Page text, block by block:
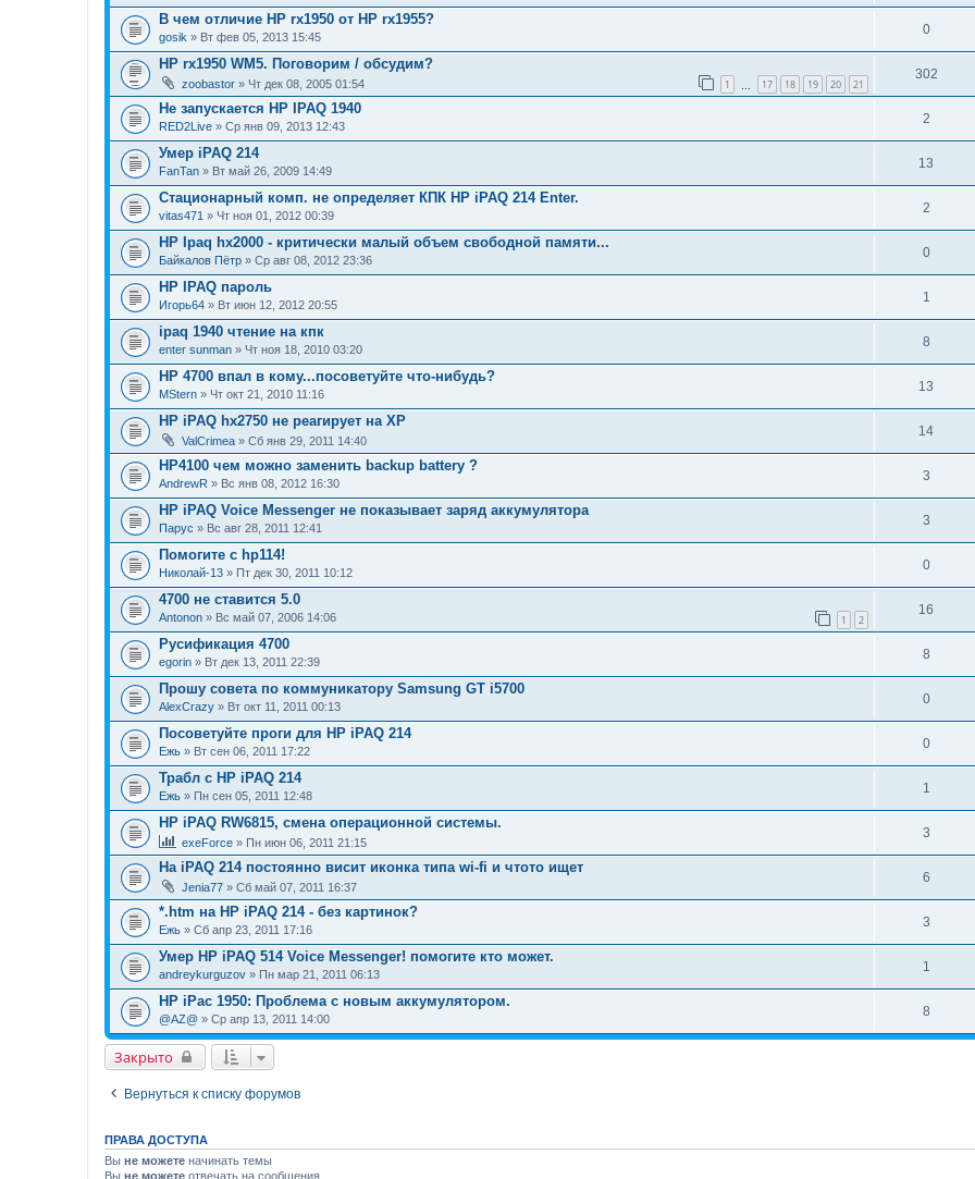
В чем отличие HP rx1950 от HP rx1955?
gosik » Вт фев 05, 2013 15:45
0
HP rx1950 WM5. Поговорим / обсудим?
zoobastor » Чт дек 08, 2005 01:54 1 17 18 19 20 21
302
Не запускается HP IPAQ 1940
RED2Live » Ср янв 09, 2013 12:43
2
Умер iPAQ 214
FanTan » Вт май 26, 2009 14:49
13
Стационарный комп. не определяет КПК HP iPAQ 214 Enter.
vitas471 » Чт ноя 01, 2012 00:39
2
HP Ipaq hx2000 - критически малый объем свободной памяти...
Байкалов Пётр » Ср авг 08, 2012 23:36
0
HP IPAQ пароль
Игорь64 » Вт июн 12, 2012 20:55
1
ipaq 1940 чтение на кпк
enter sunman » Чт ноя 18, 2010 03:20
8
HP 4700 впал в кому...посоветуйте что-нибудь?
MStern » Чт окт 21, 2010 11:16
13
HP iPAQ hx2750 не реагирует на ХР
ValCrimea » Сб янв 29, 2011 14:40
14
HP4100 чем можно заменить backup battery ?
AndrewR » Вс янв 08, 2012 16:30
3
HP iPAQ Voice Messenger не показывает заряд аккумулятора
Парус » Вс авг 28, 2011 12:41
3
Помогите с hp114!
Николай-13 » Пт дек 30, 2011 10:12
0
4700 не ставится 5.0
Antonon » Вс май 07, 2006 14:06 1 2
16
Русификация 4700
egorin » Вт дек 13, 2011 22:39
8
Прошу совета по коммуникатору Samsung GT i5700
AlexCrazy » Вт окт 11, 2011 00:13
0
Посоветуйте проги для НР iPAQ 214
Ежь » Вт сен 06, 2011 17:22
0
Трабл с HP iPAQ 214
Ежь » Пн сен 05, 2011 12:48
1
HP iPAQ RW6815, смена операционной системы.
exeForce » Пн июн 06, 2011 21:15
3
На iPAQ 214 постоянно висит иконка типа wi-fi и чтото ищет
Jenia77 » Сб май 07, 2011 16:37
6
*.htm на HP iPAQ 214 - без картинок?
Ежь » Сб апр 23, 2011 17:16
3
Умер HP iPAQ 514 Voice Messenger! помогите кто может.
andreykurguzov » Пн мар 21, 2011 06:13
1
HP iPac 1950: Проблема с новым аккумулятором.
@AZ@ » Ср апр 13, 2011 14:00
8
Закрыто
Вернуться к списку форумов
ПРАВА ДОСТУПА
Вы не можете начинать темы
Вы не можете отвечать на сообщения